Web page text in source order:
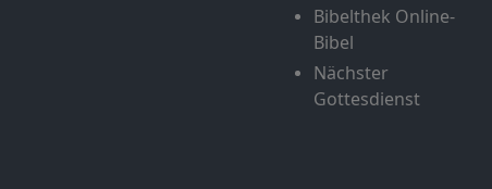
Bibelthek Online-
Bibel
Nächster
Gottesdienst